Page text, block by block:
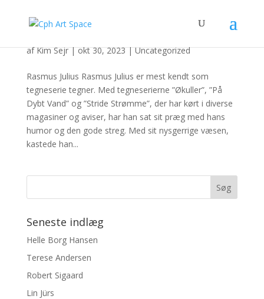
afKim Sejr|okt 30, 2023|Uncategorized
Rasmus Julius Rasmus Julius er mest kendt som
tegneserie tegner. Med tegneserierne ”Økuller”, ”På
Dybt Vand” og ”Stride Strømme”, der har kørt i diverse
magasiner og aviser, har han sat sit præg med hans
humor og den gode streg. Med sit nysgerrige væsen,
kastede han...
Seneste indlæg
Helle Borg Hansen
Terese Andersen
Robert Sigaard
Lin Jürs